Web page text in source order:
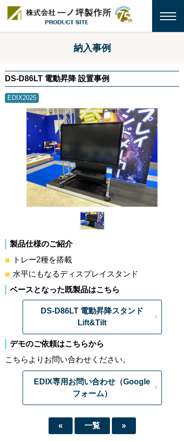
納入事例
DS-D86LT 電動昇降 設置事例
EDIX2025
製品仕様のご紹介
トレー2種を搭載
水平にもなるディスプレイスタンド
ベースとなった既製品はこちら
DS-D86LT 電動昇降スタンド
Lift&Tilt
デモのご依頼はこちらから
こちらよりお問い合わせください。
EDIX専用お問い合わせ（Google
フォーム）
« 一覧 »